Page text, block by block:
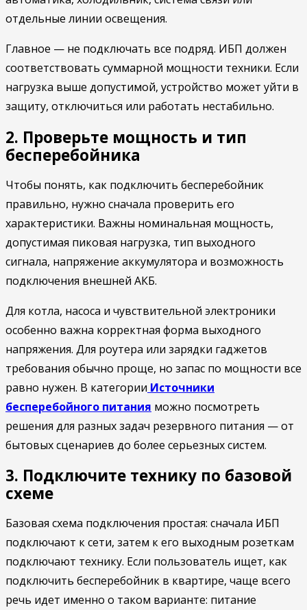
отдельные линии освещения.
Главное — не подключать все подряд. ИБП должен
соответствовать суммарной мощности техники. Если
нагрузка выше допустимой, устройство может уйти в
защиту, отключиться или работать нестабильно.
2. Проверьте мощность и тип
бесперебойника
Чтобы понять, как подключить бесперебойник
правильно, нужно сначала проверить его
характеристики. Важны номинальная мощность,
допустимая пиковая нагрузка, тип выходного
сигнала, напряжение аккумулятора и возможность
подключения внешней АКБ.
Для котла, насоса и чувствительной электроники
особенно важна корректная форма выходного
напряжения. Для роутера или зарядки гаджетов
требования обычно проще, но запас по мощности все
равно нужен. В категории Источники
бесперебойного питания можно посмотреть
решения для разных задач резервного питания — от
бытовых сценариев до более серьезных систем.
3. Подключите технику по базовой
схеме
Базовая схема подключения простая: сначала ИБП
подключают к сети, затем к его выходным розеткам
подключают технику. Если пользователь ищет, как
подключить бесперебойник в квартире, чаще всего
речь идет именно о таком варианте: питание